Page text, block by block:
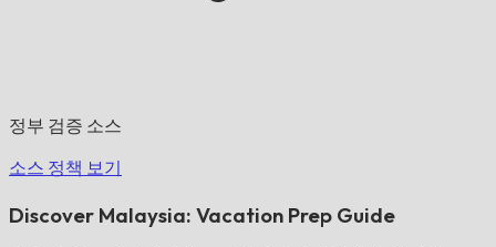
정부 검증 소스
소스 정책 보기
Discover Malaysia: Vacation Prep Guide